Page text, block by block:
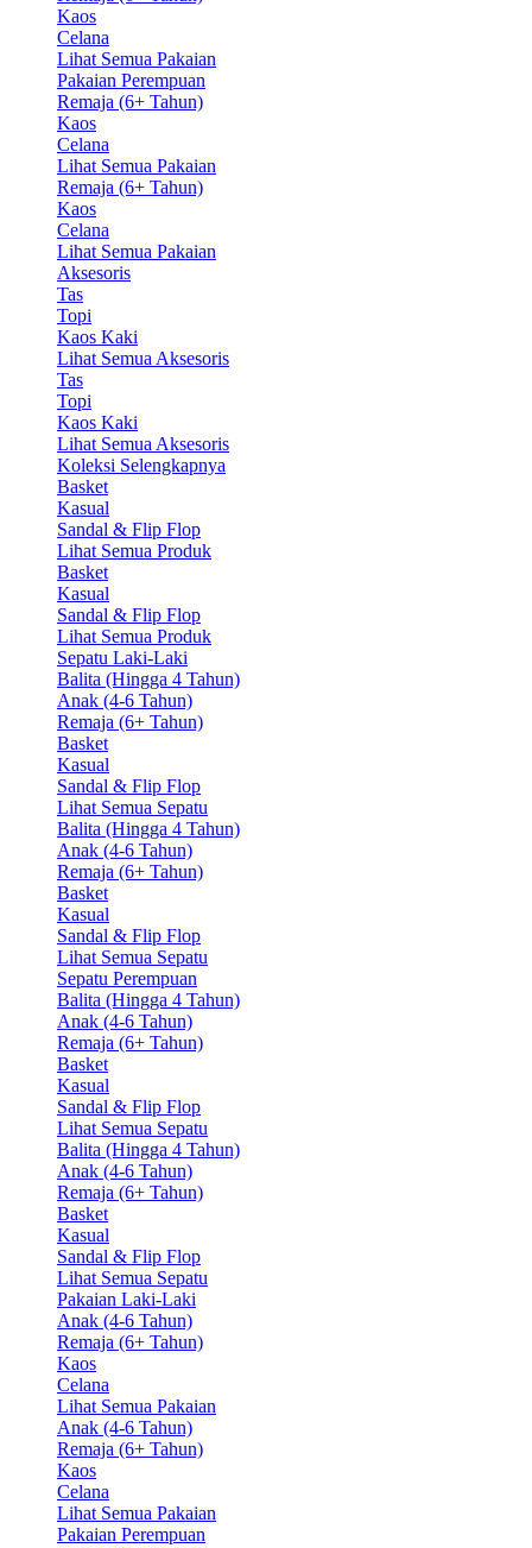
Kaos
Celana
Lihat Semua Pakaian
Pakaian Perempuan
Remaja (6+ Tahun)
Kaos
Celana
Lihat Semua Pakaian
Remaja (6+ Tahun)
Kaos
Celana
Lihat Semua Pakaian
Aksesoris
Tas
Topi
Kaos Kaki
Lihat Semua Aksesoris
Tas
Topi
Kaos Kaki
Lihat Semua Aksesoris
Koleksi Selengkapnya
Basket
Kasual
Sandal & Flip Flop
Lihat Semua Produk
Basket
Kasual
Sandal & Flip Flop
Lihat Semua Produk
Sepatu Laki-Laki
Balita (Hingga 4 Tahun)
Anak (4-6 Tahun)
Remaja (6+ Tahun)
Basket
Kasual
Sandal & Flip Flop
Lihat Semua Sepatu
Balita (Hingga 4 Tahun)
Anak (4-6 Tahun)
Remaja (6+ Tahun)
Basket
Kasual
Sandal & Flip Flop
Lihat Semua Sepatu
Sepatu Perempuan
Balita (Hingga 4 Tahun)
Anak (4-6 Tahun)
Remaja (6+ Tahun)
Basket
Kasual
Sandal & Flip Flop
Lihat Semua Sepatu
Balita (Hingga 4 Tahun)
Anak (4-6 Tahun)
Remaja (6+ Tahun)
Basket
Kasual
Sandal & Flip Flop
Lihat Semua Sepatu
Pakaian Laki-Laki
Anak (4-6 Tahun)
Remaja (6+ Tahun)
Kaos
Celana
Lihat Semua Pakaian
Anak (4-6 Tahun)
Remaja (6+ Tahun)
Kaos
Celana
Lihat Semua Pakaian
Pakaian Perempuan